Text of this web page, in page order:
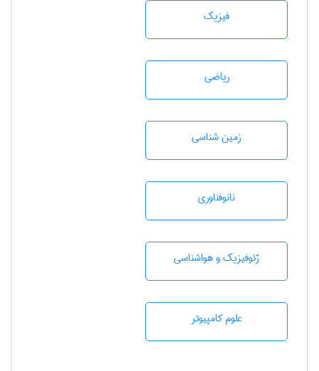
فیزیک
رياضی
زمين شناسی
نانوفناوری
ژئوفيزيك و هواشناسی
علوم کامپیوتر